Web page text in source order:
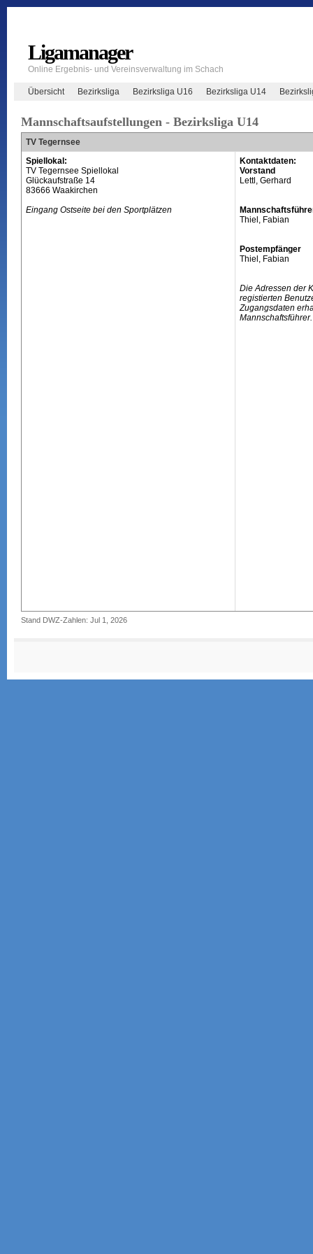
Ligamanager
Online Ergebnis- und Vereinsverwaltung im Schach
Übersicht Bezirksliga Bezirksliga U16 Bezirksliga U14
Mannschaftsaufstellungen - Bezirksliga U14
TV Tegernsee
Spiellokal:
TV Tegernsee Spiellokal
Glückaufstraße 14
83666 Waakirchen
Eingang Ostseite bei den Sportplätzen
Kontaktdaten:
Vorstand
Lettl, Gerhard
Thiel, Fabian
Postempfänger
Thiel, Fabian
Die Adressen der
registierten
Zugangsdaten
Mannschaftsführer.
Stand DWZ-Zahlen: Jul 1, 2026